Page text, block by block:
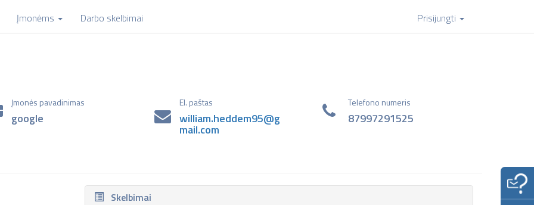
Įmonėms Darbo skelbimai Prisijungti
Įmonės pavadinimas
google
El. paštas
william.heddem95@g
mail.com
Telefono numeris
87997291525
Skelbimai